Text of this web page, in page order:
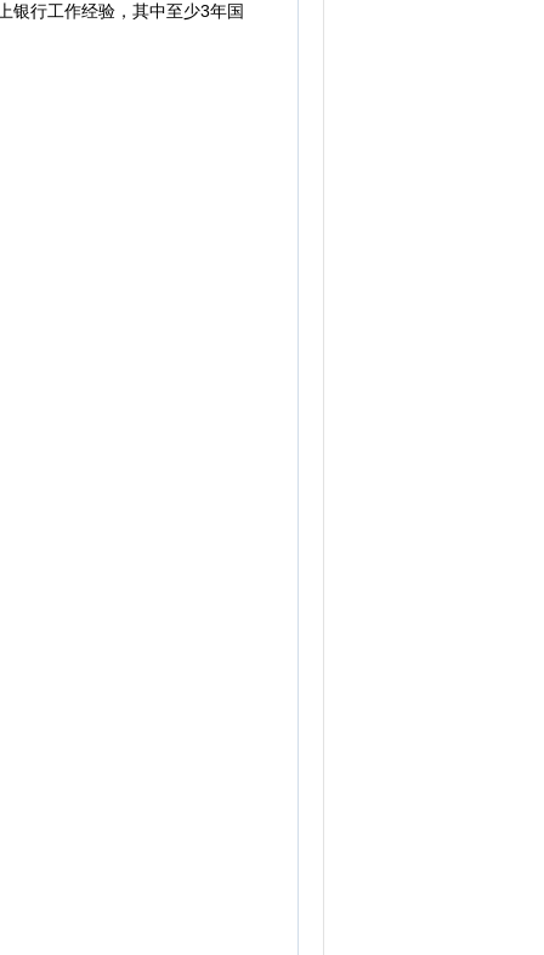
行工作经验，其中至少3年国